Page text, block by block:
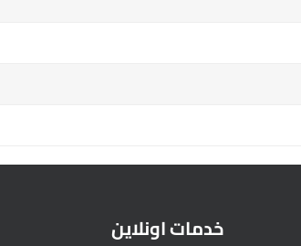
خدمات اونلاين